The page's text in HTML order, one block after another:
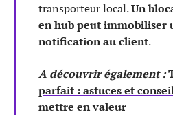
transporteur local.Un
en hub peut immobiliser
notification au client.
A découvrir également :
parfait : astuces et
mettre en valeur